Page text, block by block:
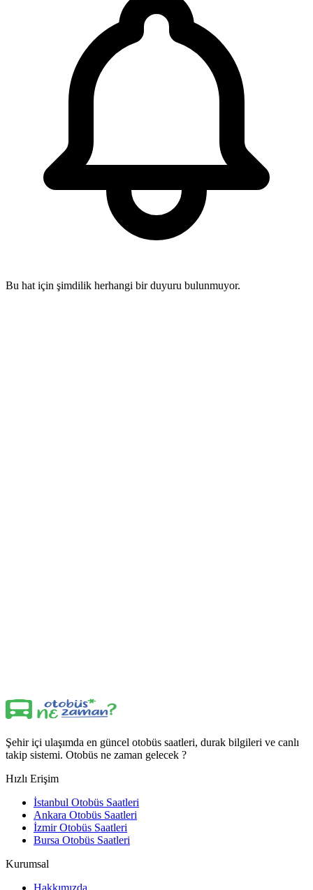
Bu hat için şimdilik herhangi bir duyuru bulunmuyor.
Şehir içi ulaşımda en güncel otobüs saatleri, durak bilgileri ve canlı
takip sistemi. Otobüs ne zaman gelecek ?
Hızlı Erişim
İstanbul Otobüs Saatleri
Ankara Otobüs Saatleri
İzmir Otobüs Saatleri
Bursa Otobüs Saatleri
Kurumsal